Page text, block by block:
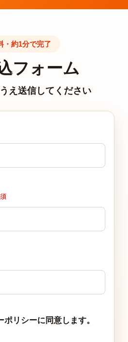
・約1分で完了
フォーム
え送信してください
リシーに同意します。